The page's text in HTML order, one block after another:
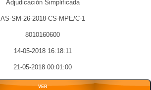
Adjudicación Simplificada
AS-SM-26-2018-CS-MPE/C-1
8010160600
14-05-2018 16:18:11
21-05-2018 00:01:00
VER